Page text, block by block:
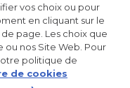
- SIÈGE SOCIAL :
- SIÈGES
snc - 20861
20871 Vimercate (MB) -
- Capital social
d'inscription au
Lodi 04666310158
vos choix ou pour
en cliquant sur le
page. Les choix que
ou nos Site Web. Pour
politique de
de cookies